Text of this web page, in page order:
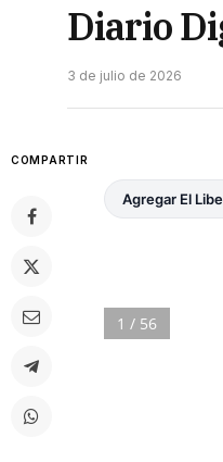
Diario
3 de julio de 2026
COMPARTIR
Agregar El
1 / 56